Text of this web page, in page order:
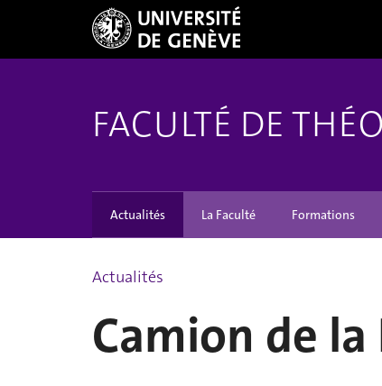
FACULTÉ DE
Actualités La Faculté Formations
Actualités
Camion de